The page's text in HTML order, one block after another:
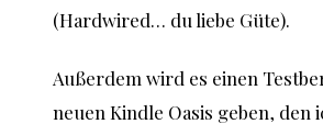
(Hardwired… du liebe Güte).
Außerdem wird es einen
neuen Kindle Oasis geben, den